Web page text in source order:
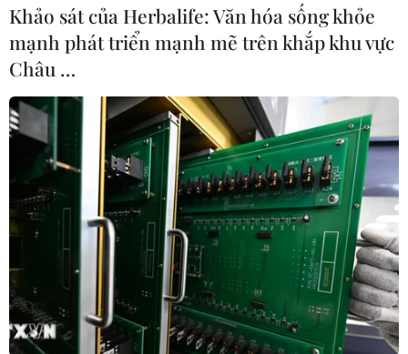
phòng tránh say nắng, say nóng
30/05/2026 04:07
Trong những ngày nhiệt độ cao kéo dài, nguy cơ xảy ra
các vấn đề như say nắng, sốc nhiệt, mất nước... có thể
gia tăng, đặc biệt đối với người già, trẻ em và người có
bệnh nền.
Khảo sát của Herbalife: Văn hóa sống khỏe
mạnh phát triển mạnh mẽ trên khắp khu vực
Châu …